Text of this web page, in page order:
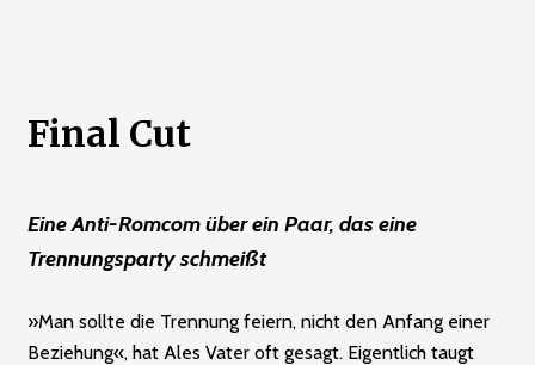
Final Cut
Eine Anti-Romcom über ein Paar, das eine
Trennungsparty schmeißt
»Man sollte die Trennung feiern, nicht den Anfang einer
Beziehung«, hat Ales Vater oft gesagt. Eigentlich taugt